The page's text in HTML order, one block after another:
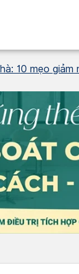
10 mẹo giảm